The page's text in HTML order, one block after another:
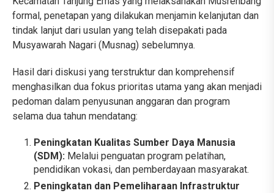
formal, penetapan yang dilakukan menjamin kelanjutan dan
tindak lanjut dari usulan yang telah disepakati pada
Musyawarah Nagari (Musnag) sebelumnya.
Hasil dari diskusi yang terstruktur dan komprehensif
menghasilkan dua fokus prioritas utama yang akan menjadi
pedoman dalam penyusunan anggaran dan program
selama dua tahun mendatang:
Peningkatan Kualitas Sumber Daya Manusia
(SDM): Melalui penguatan program pelatihan,
pendidikan vokasi, dan pemberdayaan masyarakat.
Peningkatan dan Pemeliharaan Infrastruktur